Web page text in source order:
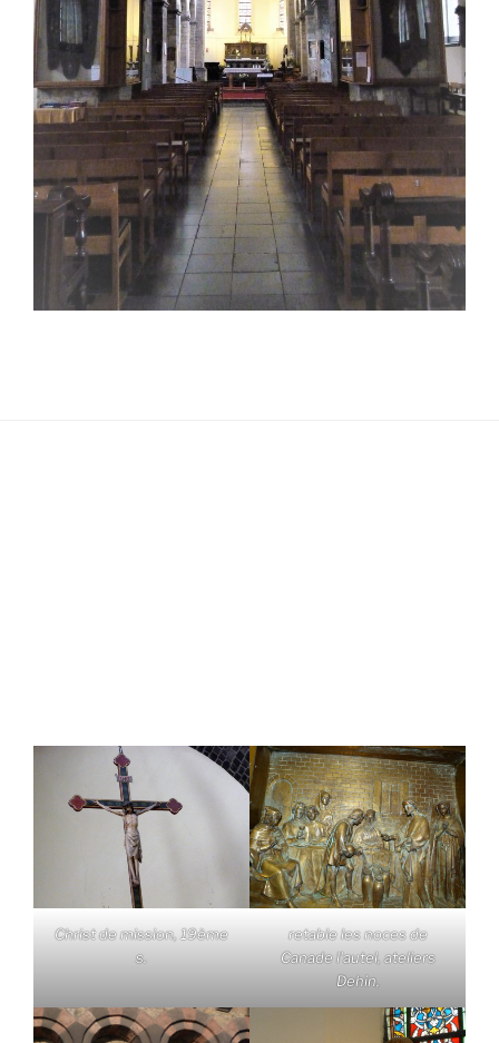
Christ de mission, 19ème
s.
retable les noces de
Canade l'autel, ateliers
Dehin,